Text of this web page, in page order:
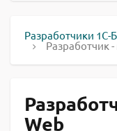
Разработчики 1С-
Разработчик
Web